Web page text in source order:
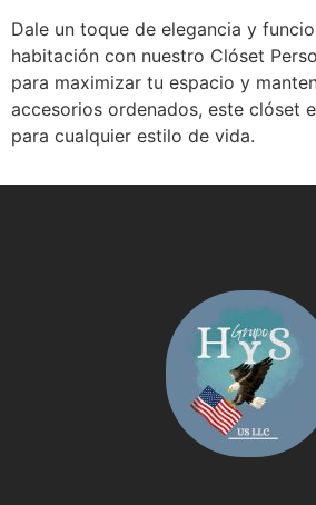
Dale un toque de elegancia y
habitación con nuestro Clóset
para maximizar tu espacio y
accesorios ordenados, este clóset
para cualquier estilo de vida.